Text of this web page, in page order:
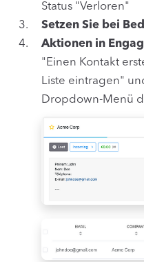
Status "Verloren"
Setzen Sie bei
Aktionen in
"Einen Kontakt
Liste eintragen"
Dropdown-Menü